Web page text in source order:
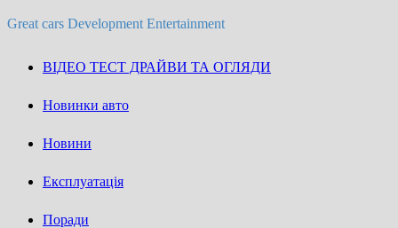
Great cars Development Entertainment
ВІДЕО ТЕСТ ДРАЙВИ ТА ОГЛЯДИ
Новинки авто
Новини
Експлуатація
Поради